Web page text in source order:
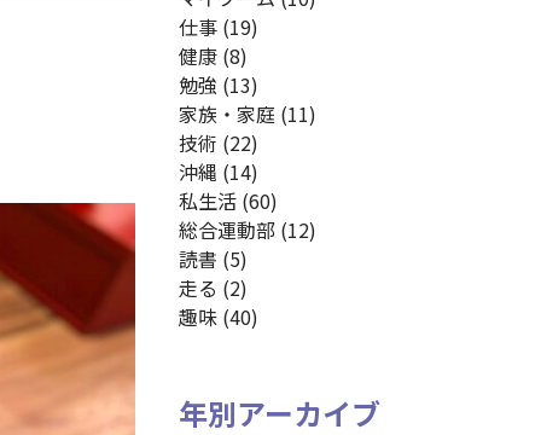
仕事 (19)
健康 (8)
勉強 (13)
家族・家庭 (11)
技術 (22)
沖縄 (14)
私生活 (60)
総合運動部 (12)
読書 (5)
走る (2)
趣味 (40)
年別アーカイブ